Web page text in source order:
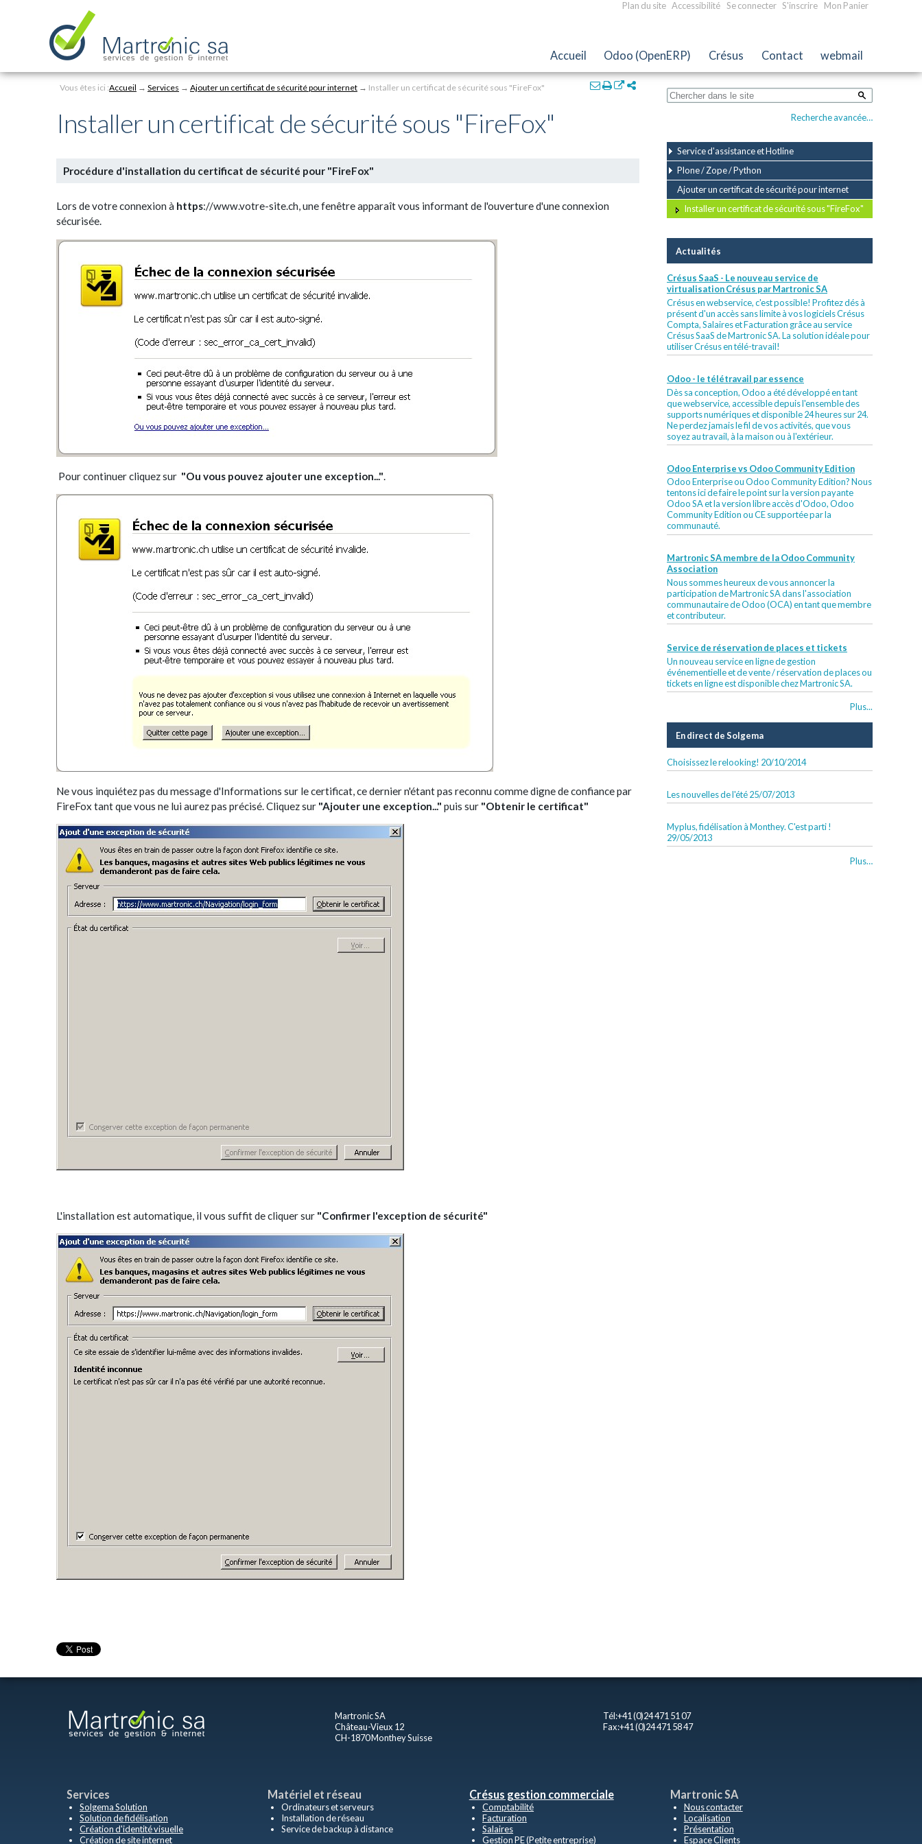
contenu.
|
Aller
la
navigation
Plan du site Accessibilité Se connecter S'inscrire Mon Panier
Navigation
Accueil Odoo (OpenERP) Crésus Contact webmail
Recherche avancée…
Service d'assistance et Hotline
Plone / Zope / Python
Ajouter un certificat de sécurité pour internet
Installer un certificat de sécurité sous "FireFox"
Actualités
Crésus SaaS - Le nouveau service de
virtualisation Crésus par Martronic SA
Crésus en webservice, c'est possible! Profitez dés à
présent d'un accès sans limite à vos logiciels Crésus
Compta, Salaires et Facturation grâce au service
Crésus SaaS de Martronic SA. La solution idéale pour
utiliser Crésus en télé-travail!
Odoo - le télétravail par essence
Dès sa conception, Odoo a été développé en tant
que webservice, accessible depuis l'ensemble des
supports numériques et disponible 24 heures sur 24.
Ne perdez jamais le fil de vos activités, que vous
soyez au travail, à la maison ou à l'extérieur.
Odoo Enterprise vs Odoo Community Edition
Odoo Enterprise ou Odoo Community Edition? Nous
tentons ici de faire le point sur la version payante
Odoo SA et la version libre accès d'Odoo, Odoo
Community Edition ou CE supportée par la
communauté.
Martronic SA membre de la Odoo Community
Association
Nous sommes heureux de vous annoncer la
participation de Martronic SA dans l'association
communautaire de Odoo (OCA) en tant que membre
et contributeur.
Service de réservation de places et tickets
Un nouveau service en ligne de gestion
événementielle et de vente / réservation de places ou
tickets en ligne est disponible chez Martronic SA.
Plus...
En direct de Solgema
Choisissez le relooking! 20/10/2014
Les nouvelles de l'été25/07/2013
Myplus, fidélisation à Monthey. C'est parti !
29/05/2013
Plus…
Actions
Vous êtes ici :Accueil → Services → Ajouter un certificat de sécurité pour internet → Installer un certificat de sécurité sous "FireFox"
Installer un certificat de sécurité sous "FireFox"
Procédure d'installation du certificat de sécurité pour "FireFox"
Lors de votre connexion à https://www.votre-site.ch, une fenêtre apparaît vous informant de l'ouverture d'une connexion
sécurisée.
Pour continuer cliquez sur "Ou vous pouvez ajouter une exception...".
Ne vous inquiétez pas du message d'Informations sur le certificat, ce dernier n'étant pas reconnu comme digne de confiance par
FireFox tant que vous ne lui aurez pas précisé. Cliquez sur "Ajouter une exception..." puis sur "Obtenir le certificat"
L'installation est automatique, il vous suffit de cliquer sur "Confirmer l'exception de sécurité"
Martronic SA
Château-Vieux 12
CH-1870 Monthey Suisse
Tél:+41 (0)24 471 51 07
Fax:+41 (0)24 471 58 47
Services
Solgema Solution
Solution de fidélisation
Création d'identité visuelle
Création de site internet
Matériel et réseau
Ordinateurs et serveurs
Installation de réseau
Service de backup à distance
Crésus gestion commerciale
Comptabilité
Facturation
Salaires
Gestion PE (Petite entreprise)
Martronic SA
Nous contacter
Localisation
Présentation
Espace Clients